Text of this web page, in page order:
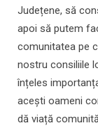
Județene, să
apoi să putem
comunitatea pe
nostru consiliile
înțeles
acești oameni
dă viață